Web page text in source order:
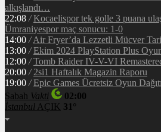
alkışlandı…
22:08 / Kocaelispor tek golle 3 puana
Ümraniyespor maç sonucu: 1-0
14:00 / Air Fryer’da Lezzetli Mücver
13:00 / Ekim 2024 PlayStation Plus
12:00 / Tomb Raider IV-V-VI
20:00 / 2si1 Haftalık Magazin Raporu
19:00 / Epic Games Ücretsiz Oyun
Sabah Vakti
02:00
İstanbul AÇIK 31°